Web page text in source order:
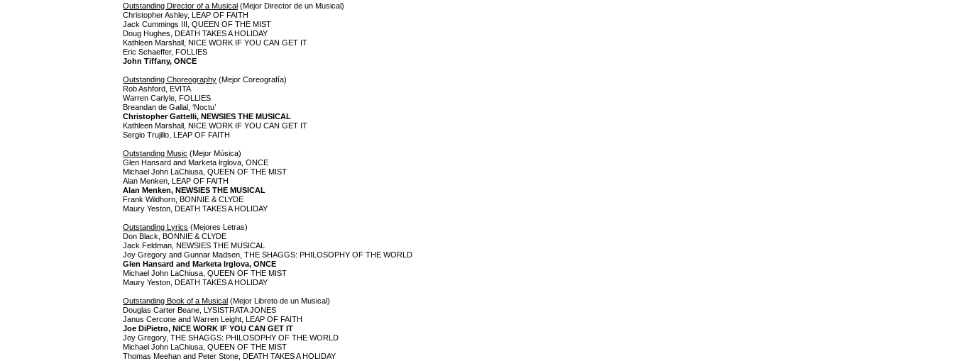
Outstanding Director of a Musical (Mejor Director de un Musical)
Christopher Ashley, LEAP OF FAITH
Jack Cummings III, QUEEN OF THE MIST
Doug Hughes, DEATH TAKES A HOLIDAY
Kathleen Marshall, NICE WORK IF YOU CAN GET IT
Eric Schaeffer, FOLLIES
John Tiffany, ONCE
Outstanding Choreography (Mejor Coreografía)
Rob Ashford, EVITA
Warren Carlyle, FOLLIES
Breandan de Gallal, ‘Noctu’
Christopher Gattelli, NEWSIES THE MUSICAL
Kathleen Marshall, NICE WORK IF YOU CAN GET IT
Sergio Trujillo, LEAP OF FAITH
Outstanding Music (Mejor Música)
Glen Hansard and Marketa lrglova, ONCE
Michael John LaChiusa, QUEEN OF THE MIST
Alan Menken, LEAP OF FAITH
Alan Menken, NEWSIES THE MUSICAL
Frank Wildhorn, BONNIE & CLYDE
Maury Yeston, DEATH TAKES A HOLIDAY
Outstanding Lyrics (Mejores Letras)
Don Black, BONNIE & CLYDE
Jack Feldman, NEWSIES THE MUSICAL
Joy Gregory and Gunnar Madsen, THE SHAGGS: PHILOSOPHY OF THE WORLD
Glen Hansard and Marketa lrglova, ONCE
Michael John LaChiusa, QUEEN OF THE MIST
Maury Yeston, DEATH TAKES A HOLIDAY
Outstanding Book of a Musical (Mejor Libreto de un Musical)
Douglas Carter Beane, LYSISTRATA JONES
Janus Cercone and Warren Leight, LEAP OF FAITH
Joe DiPietro, NICE WORK IF YOU CAN GET IT
Joy Gregory, THE SHAGGS: PHILOSOPHY OF THE WORLD
Michael John LaChiusa, QUEEN OF THE MIST
Thomas Meehan and Peter Stone, DEATH TAKES A HOLIDAY